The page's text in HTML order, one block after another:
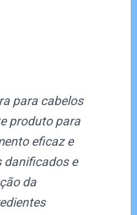
para cabelos
produto para
eficaz e
danificados e
da